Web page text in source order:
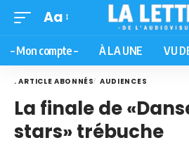
Aa
– Mon compte – À LA UNE VU
. ARTICLE ABONNÉS AUDIENCES
La finale de
stars» trébuche